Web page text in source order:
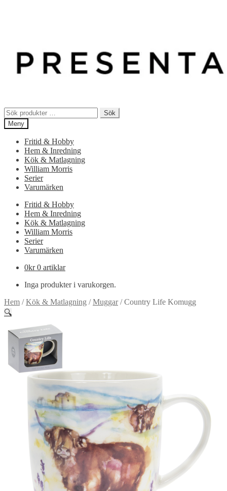
Sök
efter:
Sök
Meny
Fritid & Hobby
Hem & Inredning
Kök & Matlagning
William Morris
Serier
Varumärken
Fritid & Hobby
Hem & Inredning
Kök & Matlagning
William Morris
Serier
Varumärken
0kr 0 artiklar
Inga produkter i varukorgen.
Hem /Kök & Matlagning /Muggar/Country Life Komugg
🔍